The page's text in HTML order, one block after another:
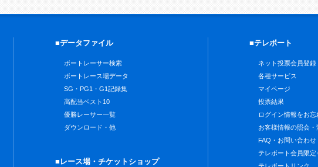
■データファイル
ボートレーサー検索
ボートレース場データ
SG・PG1・G1記録集
高配当ベスト10
優勝レーサー一覧
ダウンロード・他
■レース場・チケットショップ
■テレボート
ネット投票会員登録
各種サービス
マイページ
投票結果
ログイン情報をお忘
お客様情報の照会・
FAQ・お問い合わせ
テレボート会員限定